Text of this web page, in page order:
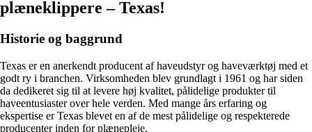
plæneklippere – Texas!
Historie og baggrund
Texas er en anerkendt producent af haveudstyr og haveværktøj med et
godt ry i branchen. Virksomheden blev grundlagt i 1961 og har siden
da dedikeret sig til at levere høj kvalitet, pålidelige produkter til
haveentusiaster over hele verden. Med mange års erfaring og
ekspertise er Texas blevet en af de mest pålidelige og respekterede
producenter inden for plænepleje.